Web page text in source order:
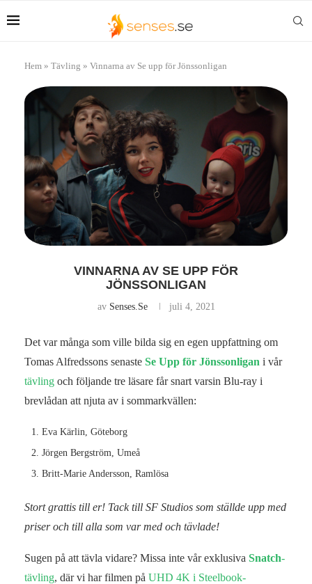
Hem » Tävling » Vinnarna av Se upp för Jönssonligan
VINNARNA AV SE UPP FÖR
JÖNSSONLIGAN
av Senses.se juli 4, 2021
Det var många som ville bilda sig en egen uppfattning om
Tomas Alfredssons senaste Se Upp för Jönssonligan i vår
tävling och följande tre läsare får snart varsin Blu-ray i
brevlådan att njuta av i sommarkvällen:
Eva Kärlin, Göteborg
Jörgen Bergström, Umeå
Britt-Marie Andersson, Ramlösa
Stort grattis till er! Tack till SF Studios som ställde upp med
priser och till alla som var med och tävlade!
Sugen på att tävla vidare? Missa inte vår exklusiva Snatch-
tävling, där vi har filmen på UHD 4K i Steelbook-